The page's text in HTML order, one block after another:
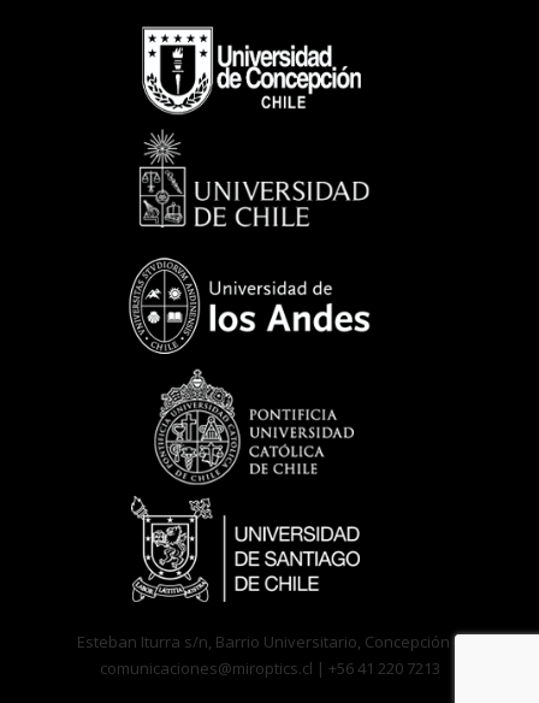
Esteban Iturra s/n, Barrio Universitario, Concepción –
comunicaciones@miroptics.cl | +56 41 220 7213